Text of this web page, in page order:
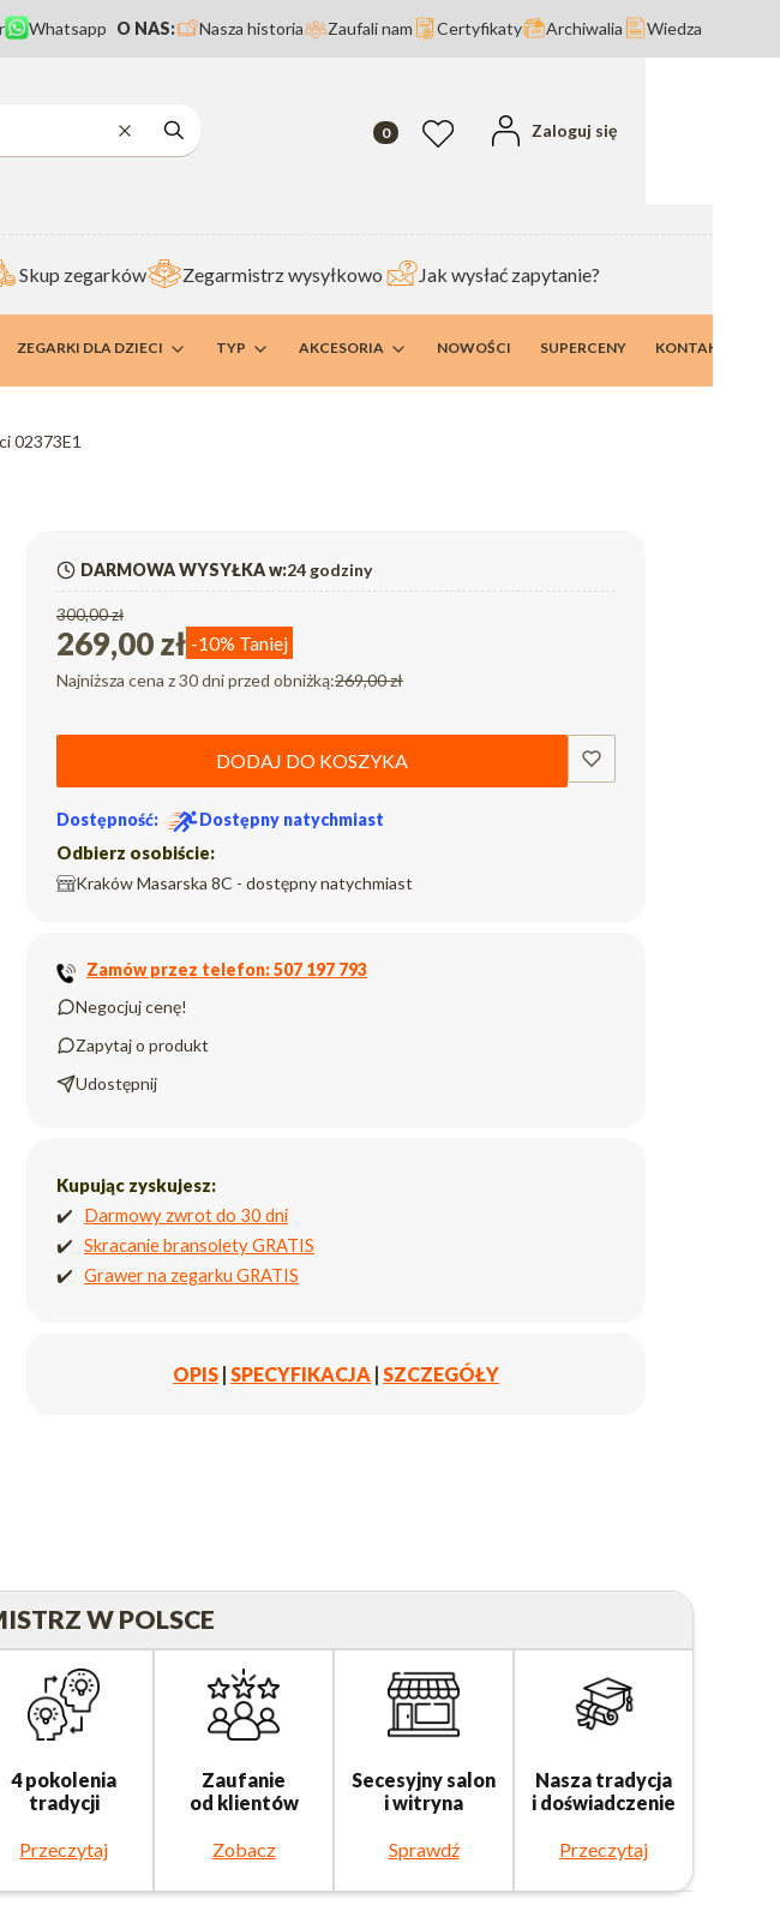
Whatsapp O NAS: Nasza historia Zaufali nam Certyfikaty Archiwalia Wiedza
WyczyśćSzukaj
Produkty w koszyku: 0. Zobacz szczegóły
Ulubione
Zaloguj się
Skup zegarków Zegarmistrz wysyłkowo Jak wysłać zapytanie?
ZEGARKI DLA DZIECI TYP AKCESORIA NOWOŚCI SUPERCENY KONTAKT I
02373E1
DARMOWA WYSYŁKA w:24 godziny
300,00 zł
269,00 zł -10% Taniej
Najniższa cena z 30 dni przed obniżką:269,00 zł
DODAJ DO KOSZYKA
Dostępność:
Dostępny natychmiast
Odbierz osobiście:
Kraków Masarska 8C - dostępny natychmiast
Zamów przez telefon: 507 197 793
Negocjuj cenę!
Zapytaj o produkt
Udostępnij
Kupując zyskujesz:
✔️ Darmowy zwrot do 30 dni
✔️ Skracanie bransolety GRATIS
✔️ Grawer na zegarku GRATIS
OPIS | SPECYFIKACJA | SZCZEGÓŁY
W POLSCE
4 pokolenia
tradycji
Przeczytaj
Zaufanie
od klientów
Zobacz
Secesyjny salon
i witryna
Sprawdź
Nasza tradycja
i doświadczenie
Przeczytaj